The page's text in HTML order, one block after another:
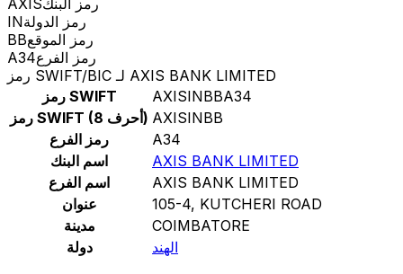
INرمز الدولة
BBرمز الموقع
A34رمز الفرع
رمز SWIFT/BIC لـ AXIS BANK LIMITED
رمز SWIFT
AXISINBBA34
رمز SWIFT (8 أحرف) AXISINBB
رمز الفرع
A34
اسم البنك
AXIS BANK LIMITED
اسم الفرع
AXIS BANK LIMITED
عنوان
105-4, KUTCHERI ROAD
مدينة
COIMBATORE
دولة
الهند